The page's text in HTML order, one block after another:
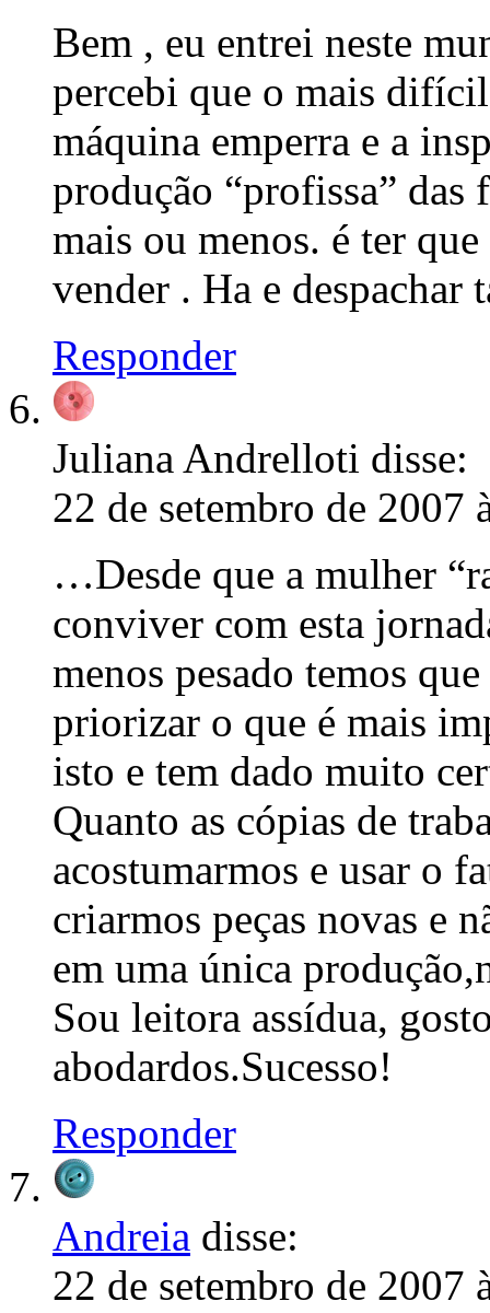
Bem , eu entrei neste
percebi que o mais
máquina emperra e a
produção “profissa” das
mais ou menos. é ter
vender . Ha e despachar
Responder
Juliana Andrelloti disse:
22 de setembro de 2007
…Desde que a mulher
conviver com esta
menos pesado temos
priorizar o que é mais
isto e tem dado muito
Quanto as cópias de
acostumarmos e usar o
criarmos peças novas e
em uma única
Sou leitora assídua,
abodardos.Sucesso!
Responder
Andreia disse:
22 de setembro de 2007